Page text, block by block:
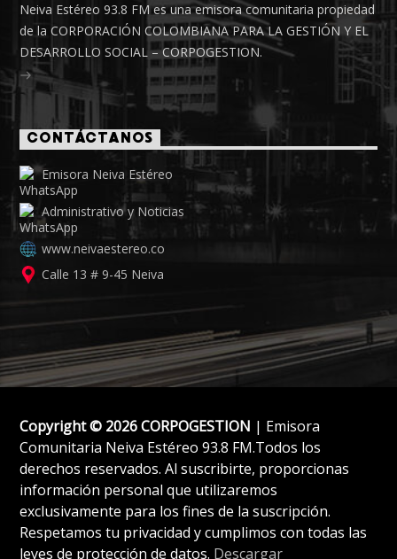
Neiva Estéreo 93.8 FM es una emisora comunitaria propiedad
de la CORPORACIÓN COLOMBIANA PARA LA GESTIÓN Y EL
DESARROLLO SOCIAL – CORPOGESTION.
CONTÁCTANOS
Emisora Neiva Estéreo
Administrativo y Noticias
www.neivaestereo.co
Calle 13 # 9-45 Neiva
Copyright © 2026 CORPOGESTION | Emisora
Comunitaria Neiva Estéreo 93.8 FM.Todos los
derechos reservados. Al suscribirte, proporcionas
información personal que utilizaremos
exclusivamente para los fines de la suscripción.
Respetamos tu privacidad y cumplimos con todas las
leyes de protección de datos. Descargar